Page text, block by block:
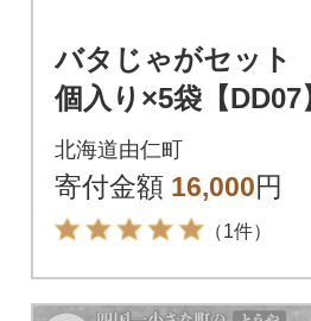
バタじゃがセッ
個入り×5袋【DD07
北海道由仁町
寄付金額 16,000円
（1件）